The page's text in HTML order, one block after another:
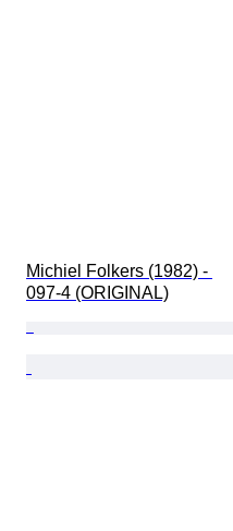
Michiel Folkers (1982) -
097-4 (ORIGINAL)